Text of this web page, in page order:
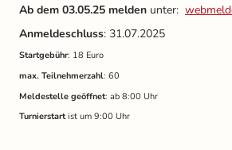
Ab dem 03.05.25 melden unter:
Anmeldeschluss: 31.07.2025
Startgebühr: 18 Euro
max. Teilnehmerzahl: 60
Meldestelle geöffnet: ab 8:00 Uhr
Turnierstartist um 9:00 Uhr